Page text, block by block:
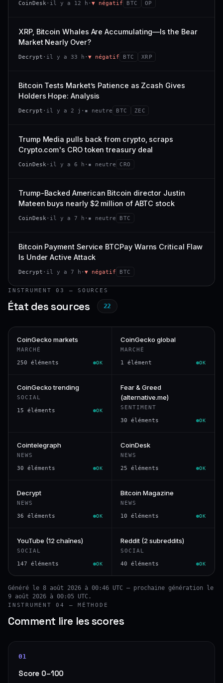
−0,1 % +0,1 %
−0,1 % #29
CONFIANCE
477 M$ 1 464 $
+0,6 % −3,6 %
−94,7 % #102
CONFIANCE
CoinDesk · il y a 12 h · ▼ négatif BTC OP
XRP, Bitcoin Whales Are Accumulating—Is the Bear
Market Nearly Over?
Decrypt · il y a 33 h · ▼ négatif BTC XRP
Bitcoin Tests Market’s Patience as Zcash Gives
Holders Hope: Analysis
Decrypt · il y a 2 j · ▪ neutre BTC ZEC
Trump Media pulls back from crypto, scraps
Crypto.com's CRO token treasury deal
CoinDesk · il y a 6 h · ▪ neutre CRO
Trump-Backed American Bitcoin director Justin
Mateen buys nearly $2 million of ABTC stock
CoinDesk · il y a 7 h · ▪ neutre BTC
Bitcoin Payment Service BTCPay Warns Critical Flaw
Is Under Active Attack
Decrypt · il y a 7 h · ▼ négatif BTC
INSTRUMENT 03 — SOURCES
État des sources 22
CoinGecko markets
MARCHÉ
250 éléments OK
CoinGecko global
MARCHÉ
1 élément OK
CoinGecko trending
SOCIAL
15 éléments OK
Fear & Greed
(alternative.me)
SENTIMENT
30 éléments OK
Cointelegraph
NEWS
30 éléments OK
CoinDesk
NEWS
25 éléments OK
Decrypt
NEWS
36 éléments OK
Bitcoin Magazine
NEWS
10 éléments OK
YouTube (12 chaînes)
SOCIAL
147 éléments OK
Reddit (2 subreddits)
SOCIAL
40 éléments OK
Généré le 8 août 2026 à 00:46 UTC — prochaine génération le
9 août 2026 à 00:05 UTC.
INSTRUMENT 04 — MÉTHODE
Comment lire les scores
01
Score 0–100